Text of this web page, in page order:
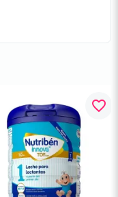
favorite_border